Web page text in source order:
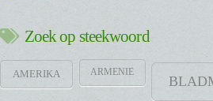
Zoek op steekwoord
AMERIKA ARMENIE